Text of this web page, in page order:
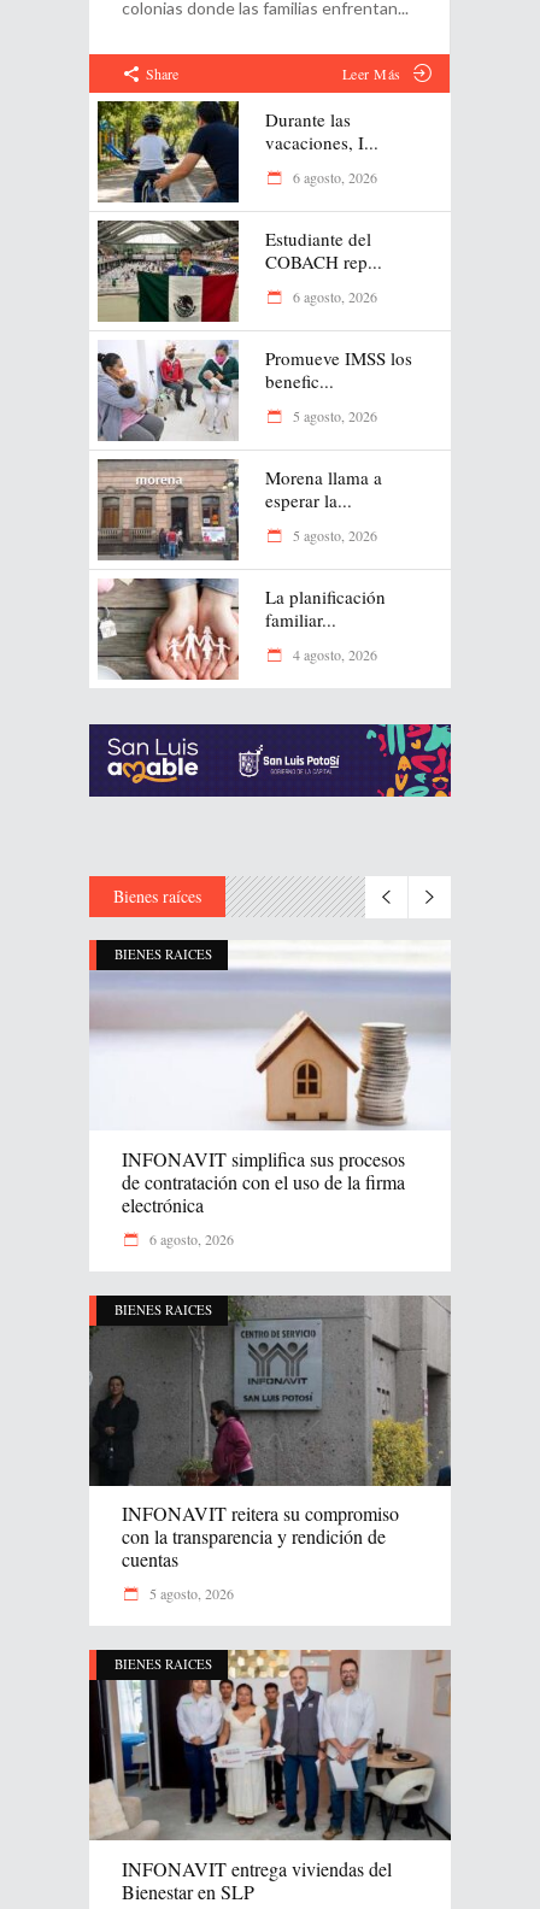
colonias donde las familias enfrentan
Share Leer Más
Durante las
vacaciones, I...
6 agosto, 2026
Estudiante del
COBACH rep...
6 agosto, 2026
Promueve IMSS los
benefic...
5 agosto, 2026
Morena llama a
esperar la...
5 agosto, 2026
La planificación
familiar...
4 agosto, 2026
Bienes raíces
BIENES RAICES
INFONAVIT simplifica sus procesos
de contratación con el uso de la firma
electrónica
6 agosto, 2026
BIENES RAICES
INFONAVIT reitera su compromiso
con la transparencia y rendición de
cuentas
5 agosto, 2026
BIENES RAICES
INFONAVIT entrega viviendas del
Bienestar en SLP